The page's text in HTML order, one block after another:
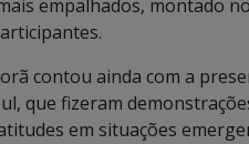
empalhados, montado
contou ainda com a
que fizeram
em situações